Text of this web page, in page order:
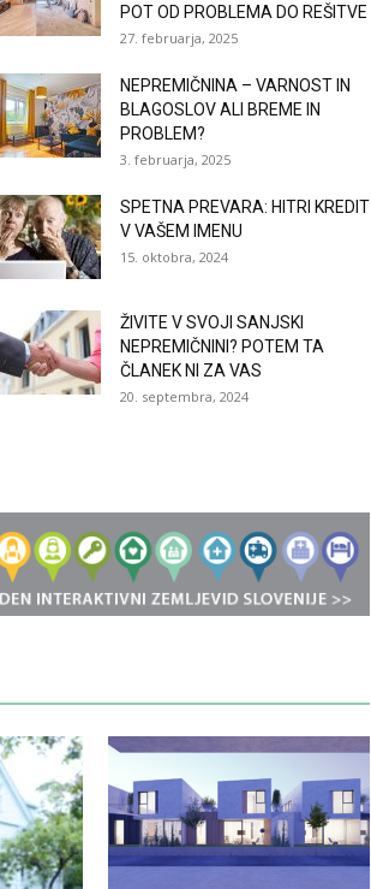
POT OD PROBLEMA DO REŠITVE
27. februarja, 2025
NEPREMIČNINA – VARNOST IN
BLAGOSLOV ALI BREME IN
PROBLEM?
3. februarja, 2025
SPETNA PREVARA: HITRI KREDIT
V VAŠEM IMENU
15. oktobra, 2024
ŽIVITE V SVOJI SANJSKI
NEPREMIČNINI? POTEM TA
ČLANEK NI ZA VAS
20. septembra, 2024